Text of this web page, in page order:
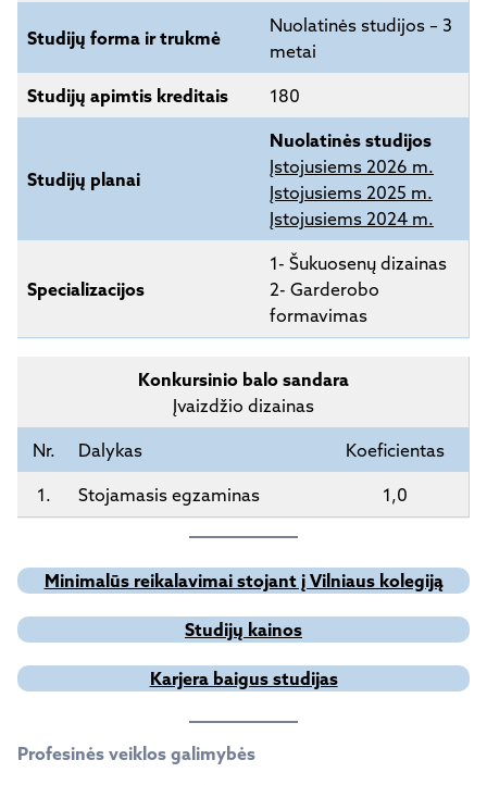
Studijų forma ir trukmė
Nuolatinės studijos – 3
metai
Studijų apimtis kreditais 180
Studijų planai
Nuolatinės studijos
Įstojusiems 2026 m.
Įstojusiems 2025 m.
Įstojusiems 2024 m.
Specializacijos
1- Šukuosenų dizainas
2- Garderobo
formavimas
Konkursinio balo sandara
Įvaizdžio dizainas
Nr. Dalykas Koeficientas
1. Stojamasis egzaminas 1,0
Minimalūs reikalavimai stojant į Vilniaus kolegiją
Studijų kainos
Karjera baigus studijas
Profesinės veiklos galimybės